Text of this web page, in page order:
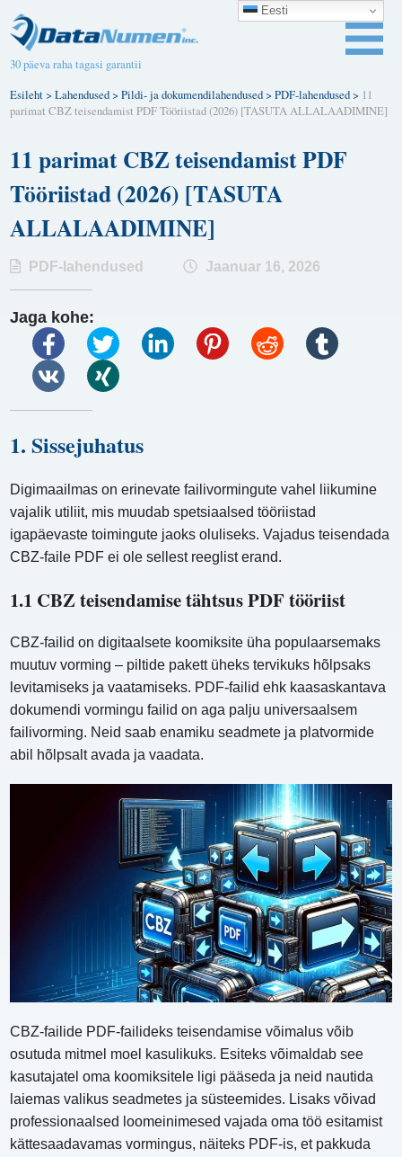
30 päeva raha tagasi garantii
Esileht>Lahendused>Pildi- ja dokumendilahendused>PDF-lahendused> 11
parimat CBZ teisendamist PDF Tööriistad (2026) [TASUTA ALLALAADIMINE]
11 parimat CBZ teisendamist PDF
Tööriistad (2026) [TASUTA
ALLALAADIMINE]
PDF-lahendused Jaanuar 16, 2026
Jaga kohe:
1. Sissejuhatus
Digimaailmas on erinevate failivormingute vahel liikumine
vajalik utiliit, mis muudab spetsiaalsed tööriistad
igapäevaste toimingute jaoks oluliseks. Vajadus teisendada
CBZ-faile PDF ei ole sellest reeglist erand.
1.1 CBZ teisendamise tähtsus PDF tööriist
CBZ-failid on digitaalsete koomiksite üha populaarsemaks
muutuv vorming – piltide pakett üheks tervikuks hõlpsaks
levitamiseks ja vaatamiseks. PDF-failid ehk kaasaskantava
dokumendi vormingu failid on aga palju universaalsem
failivorming. Neid saab enamiku seadmete ja platvormide
abil hõlpsalt avada ja vaadata.
CBZ-failide PDF-failideks teisendamise võimalus võib
osutuda mitmel moel kasulikuks. Esiteks võimaldab see
kasutajatel oma koomiksitele ligi pääseda ja neid nautida
laiemas valikus seadmetes ja süsteemides. Lisaks võivad
professionaalsed loomeinimesed vajada oma töö esitamist
kättesaadavamas vormingus, näiteks PDF-is, et pakkuda
Eesti